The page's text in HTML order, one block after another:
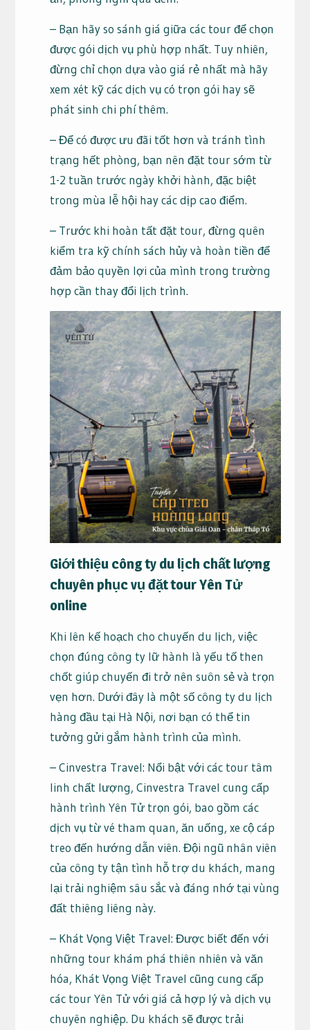
– Bạn hãy so sánh giá giữa các tour để chọn
được gói dịch vụ phù hợp nhất. Tuy nhiên,
đừng chỉ chọn dựa vào giá rẻ nhất mà hãy
xem xét kỹ các dịch vụ có trọn gói hay sẽ
phát sinh chi phí thêm.
– Để có được ưu đãi tốt hơn và tránh tình
trạng hết phòng, bạn nên đặt tour sớm từ
1-2 tuần trước ngày khởi hành, đặc biệt
trong mùa lễ hội hay các dịp cao điểm.
– Trước khi hoàn tất đặt tour, đừng quên
kiểm tra kỹ chính sách hủy và hoàn tiền để
đảm bảo quyền lợi của mình trong trường
hợp cần thay đổi lịch trình.
Giới thiệu công ty du lịch chất lượng
chuyên phục vụ đặt tour Yên Tử
online
Khi lên kế hoạch cho chuyến du lịch, việc
chọn đúng công ty lữ hành là yếu tố then
chốt giúp chuyến đi trở nên suôn sẻ và trọn
vẹn hơn. Dưới đây là một số công ty du lịch
hàng đầu tại Hà Nội, nơi bạn có thể tin
tưởng gửi gắm hành trình của mình.
– Cinvestra Travel: Nổi bật với các tour tâm
linh chất lượng, Cinvestra Travel cung cấp
hành trình Yên Tử trọn gói, bao gồm các
dịch vụ từ vé tham quan, ăn uống, xe cộ cáp
treo đến hướng dẫn viên. Đội ngũ nhân viên
của công ty tận tình hỗ trợ du khách, mang
lại trải nghiệm sâu sắc và đáng nhớ tại vùng
đất thiêng liêng này.
– Khát Vọng Việt Travel: Được biết đến với
những tour khám phá thiên nhiên và văn
hóa, Khát Vọng Việt Travel cũng cung cấp
các tour Yên Tử với giá cả hợp lý và dịch vụ
chuyên nghiệp. Du khách sẽ được trải